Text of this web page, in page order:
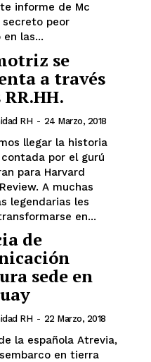
informe de Mc
en las...
se
a través
RR.HH.
RH - 24 Marzo, 2018
llegar la historia
contada por el gurú
para Harvard
A muchas
legendarias les
en...
de
sede en
RH - 22 Marzo, 2018
la española Atrevia,
en tierra